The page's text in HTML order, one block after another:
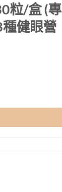
粒/盒 (專
健眼營